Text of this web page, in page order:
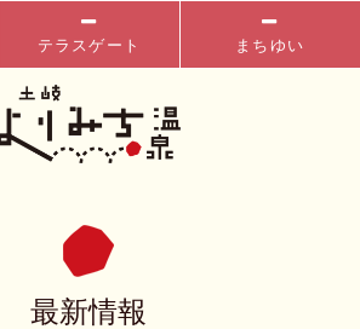
テラスゲート まちゆい
最新情報